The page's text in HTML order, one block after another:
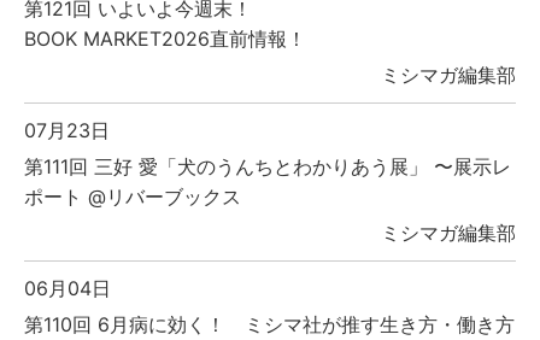
第121回 いよいよ今週末！
BOOK MARKET2026直前情報！
ミシマガ編集部
07月23日
第111回 三好 愛「犬のうんちとわかりあう展」 〜展示レ
ポート @リバーブックス
ミシマガ編集部
06月04日
第110回 6月病に効く！ ミシマ社が推す生き方・働き方